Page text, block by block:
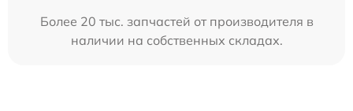
Более 20 тыс. запчастей от производителя в
наличии на собственных складах.